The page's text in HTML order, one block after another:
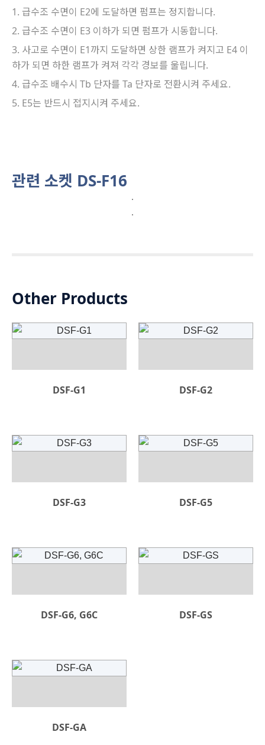
급수조 수면이 E2에 도달하면 펌프는 정지합니다.
급수조 수면이 E3 이하가 되면 펌프가 시동합니다.
사고로 수면이 E1까지 도달하면 상한 램프가 켜지고 E4 이
하가 되면 하한 램프가 켜져 각각 경보를 울립니다.
급수조 배수시 Tb 단자를 Ta 단자로 전환시켜 주세요.
E5는 반드시 접지시켜 주세요.
관련 소켓 DS-F16
Other Products
DSF-G1 DSF-G2
DSF-G3 DSF-G5
DSF-G6, G6C DSF-GS
DSF-GA